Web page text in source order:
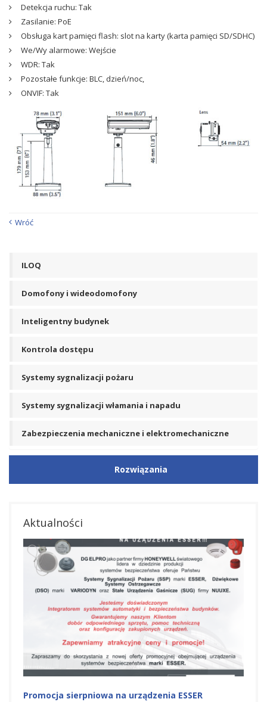
Detekcja ruchu: Tak
Zasilanie: PoE
Obsługa kart pamięci flash: slot na karty (karta pamięci SD/SDHC)
We/Wy alarmowe: Wejście
WDR: Tak
Pozostałe funkcje: BLC, dzień/noc,
ONVIF: Tak
Wróć
ILOQ
Domofony i wideodomofony
Inteligentny budynek
Kontrola dostępu
Systemy sygnalizacji pożaru
Systemy sygnalizacji włamania i napadu
Zabezpieczenia mechaniczne i elektromechaniczne
Rozwiązania
Aktualności
Promocja na urządzenia ESSER